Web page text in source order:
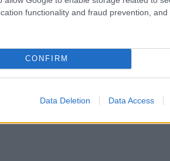
functionality and fraud prevention, and
CONFIRM
Data Deletion Data Access